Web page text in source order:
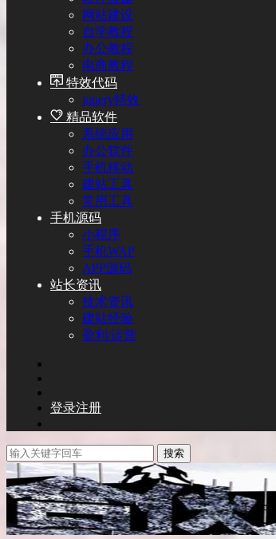
网站建设
自学教程
办公教程
电商教程
特效代码
jquery特效
精品软件
系统应用
办公软件
手机移动
建站工具
常用工具
手机源码
小程序
手机WAP
APP源码
站长资讯
技术资讯
建站经验
盈利/运营
登录注册
搜索